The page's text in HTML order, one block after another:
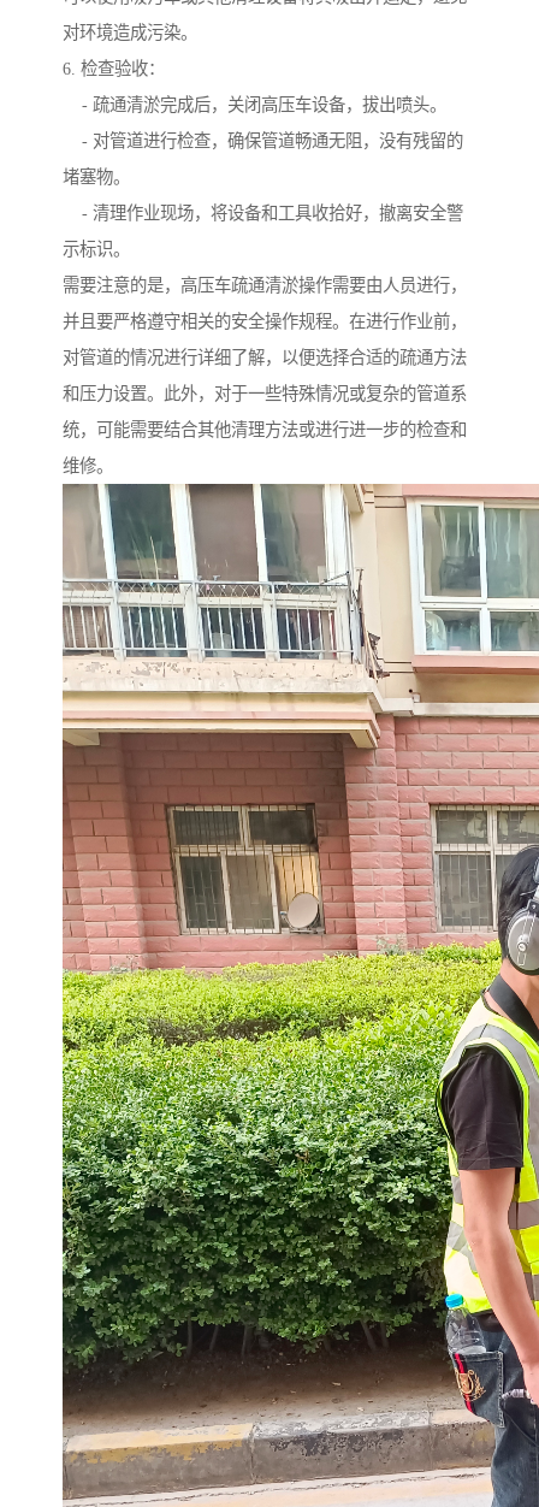
对环境造成污染。
6. 检查验收：
- 疏通清淤完成后，关闭高压车设备，拔出喷头。
- 对管道进行检查，确保管道畅通无阻，没有残留的
堵塞物。
- 清理作业现场，将设备和工具收拾好，撤离安全警
示标识。
需要注意的是，高压车疏通清淤操作需要由人员进行，
并且要严格遵守相关的安全操作规程。在进行作业前，
对管道的情况进行详细了解，以便选择合适的疏通方法
和压力设置。此外，对于一些特殊情况或复杂的管道系
统，可能需要结合其他清理方法或进行进一步的检查和
维修。